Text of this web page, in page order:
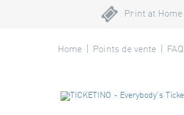
Print at Home
Home Points de vente FAQ